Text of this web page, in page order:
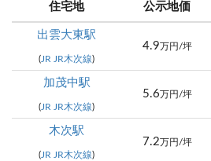
住宅地 公示地価
出雲大東駅
(JR JR木次線)
4.9 万円/坪
加茂中駅
(JR JR木次線)
5.6 万円/坪
木次駅
(JR JR木次線)
7.2 万円/坪